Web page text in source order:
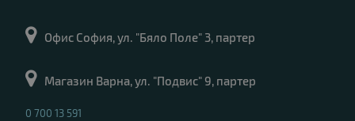
Офис София, ул. "Бяло Поле" 3, партер
Магазин Варна, ул. "Подвис" 9, партер
0 700 13 591